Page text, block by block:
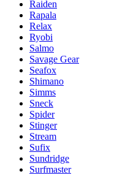
Raiden
Rapala
Relax
Ryobi
Salmo
Savage Gear
Seafox
Shimano
Simms
Sneck
Spider
Stinger
Stream
Sufix
Sundridge
Surfmaster